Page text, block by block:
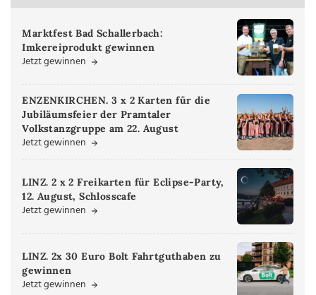
Marktfest Bad Schallerbach:
Imkereiprodukt gewinnen
Jetzt gewinnen
ENZENKIRCHEN. 3 x 2 Karten für die
Jubiläumsfeier der Pramtaler
Volkstanzgruppe am 22. August
Jetzt gewinnen
LINZ. 2 x 2 Freikarten für Eclipse-Party,
12. August, Schlosscafe
Jetzt gewinnen
LINZ. 2x 30 Euro Bolt Fahrtguthaben zu
gewinnen
Jetzt gewinnen